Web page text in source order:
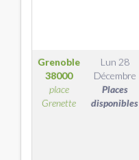
Grenoble
38000
place
Grenette
Lun 28
Décembre
Places
disponibles